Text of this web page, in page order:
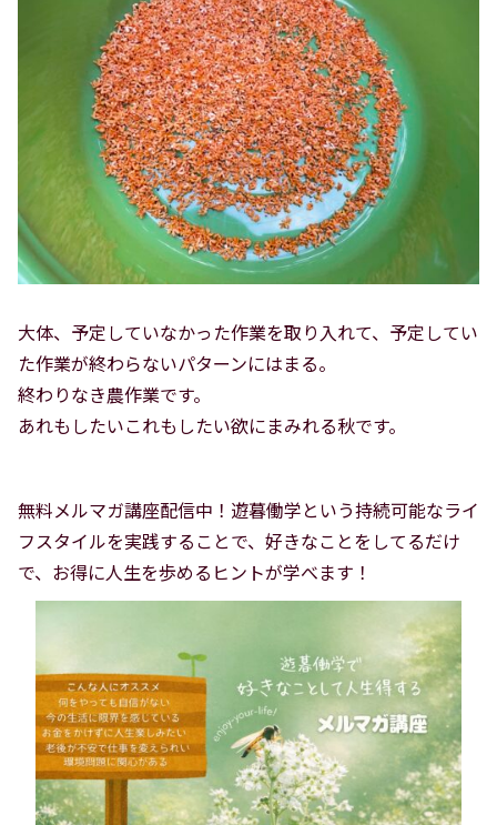
大体、予定していなかった作業を取り入れて、予定してい
た作業が終わらないパターンにはまる。
終わりなき農作業です。
あれもしたいこれもしたい欲にまみれる秋です。
無料メルマガ講座配信中！遊暮働学という持続可能なライ
フスタイルを実践することで、好きなことをしてるだけ
で、お得に人生を歩めるヒントが学べます！